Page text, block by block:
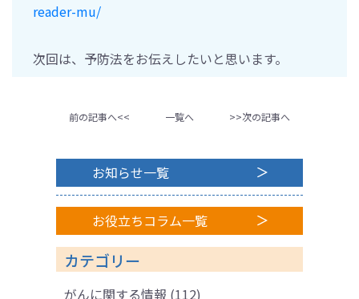
reader-mu/
次回は、予防法をお伝えしたいと思います。
前の記事へ<< 一覧へ >>次の記事へ
お知らせ一覧
お役立ちコラム一覧
カテゴリー
がんに関する情報 (112)